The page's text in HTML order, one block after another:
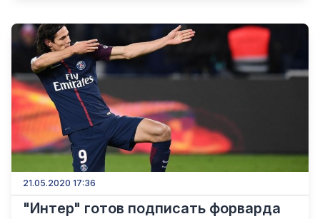
21.05.2020 17:36
"Интер" готов подписать форварда